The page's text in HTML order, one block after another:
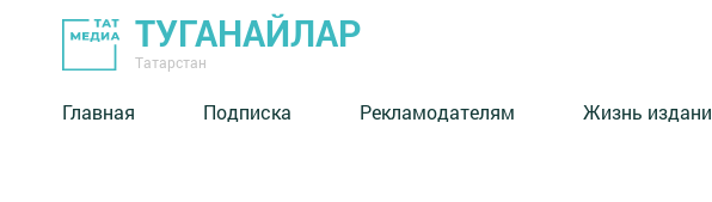
ТУГАНАЙЛАР
Татарстан
Главная Подписка Рекламодателям Жизнь